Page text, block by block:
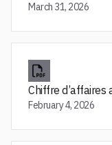
March 31, 2026
Chiffre
February 4, 2026